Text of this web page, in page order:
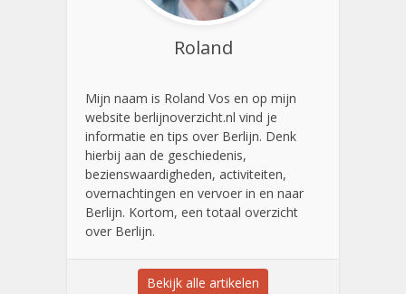
Roland
Mijn naam is Roland Vos en op mijn
website berlijnoverzicht.nl vind je
informatie en tips over Berlijn. Denk
hierbij aan de geschiedenis,
bezienswaardigheden, activiteiten,
overnachtingen en vervoer in en naar
Berlijn. Kortom, een totaal overzicht
over Berlijn.
Bekijk alle artikelen